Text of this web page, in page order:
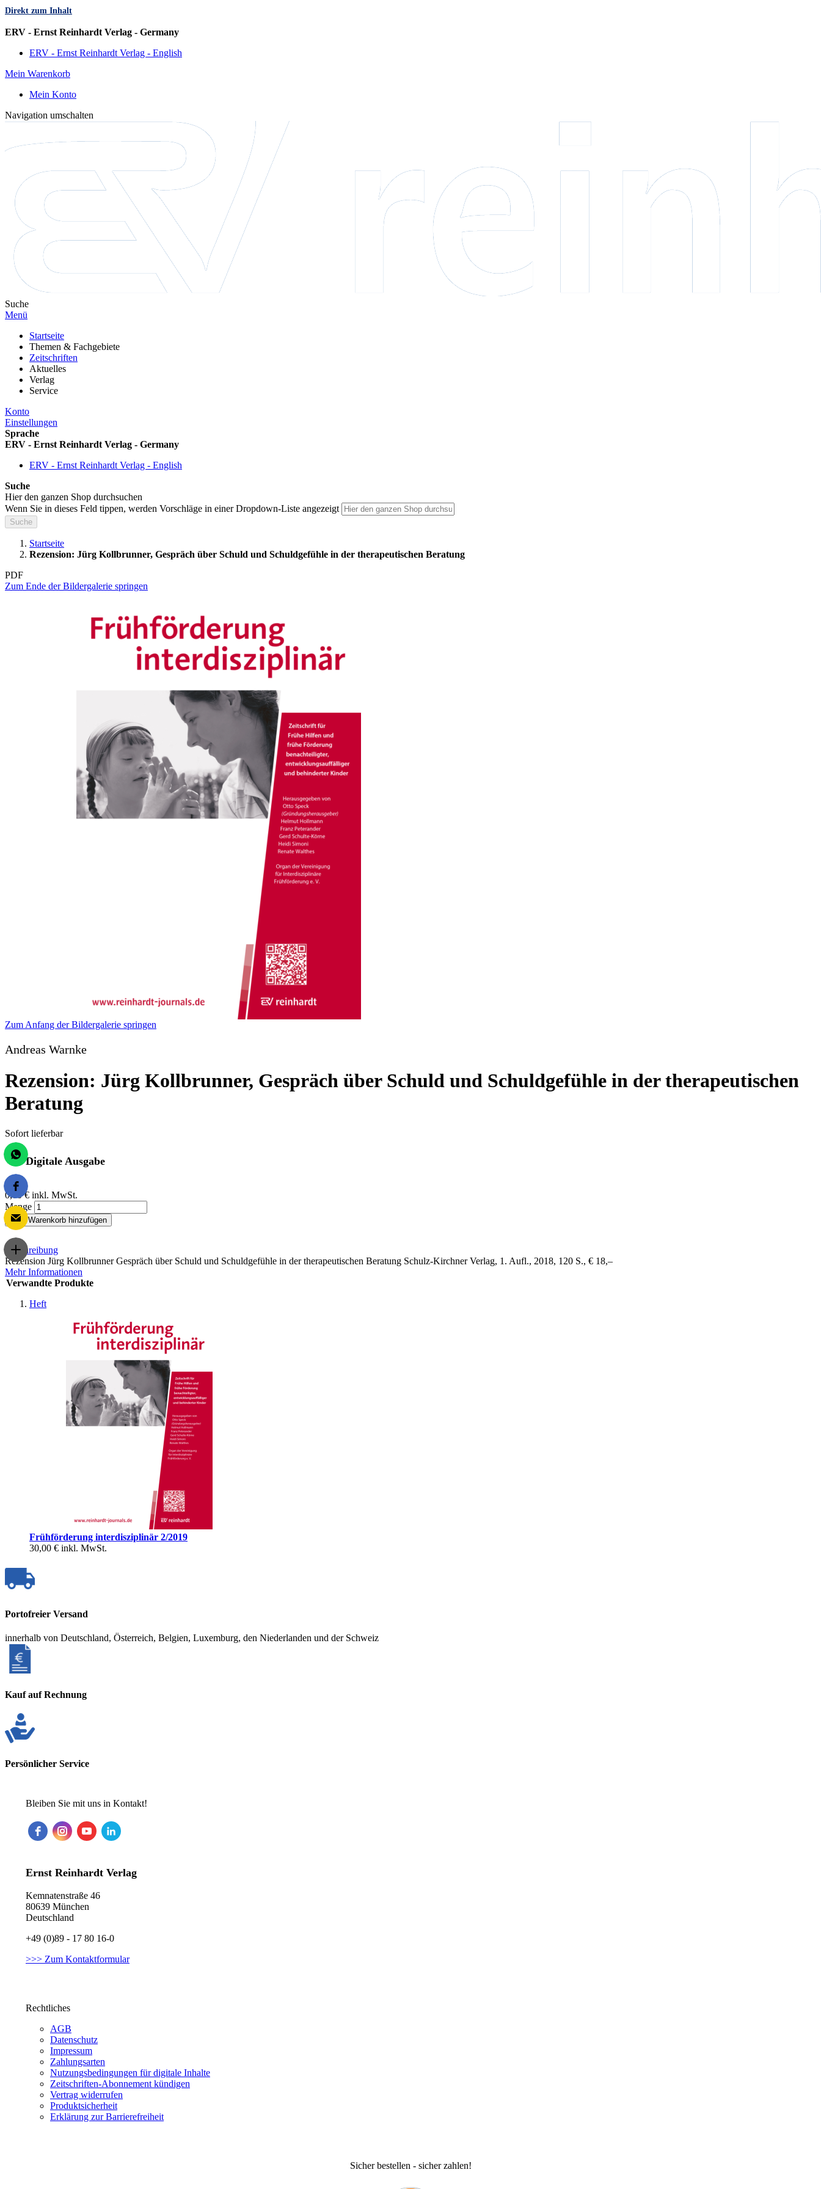
Direkt zum Inhalt
ERV - Ernst Reinhardt Verlag - Germany
ERV - Ernst Reinhardt Verlag - English
Mein Warenkorb
Mein Konto
Navigation umschalten
Suche
Menü
Startseite
Themen & Fachgebiete
Zeitschriften
Aktuelles
Verlag
Service
Konto
Einstellungen
Sprache
ERV - Ernst Reinhardt Verlag - Germany
ERV - Ernst Reinhardt Verlag - English
Suche
Hier den ganzen Shop durchsuchen
Wenn Sie in dieses Feld tippen, werden Vorschläge in einer Dropdown-Liste angezeigt
Suche
Startseite
Rezension: Jürg Kollbrunner, Gespräch über Schuld und Schuldgefühle in der therapeutischen Beratung
PDF
Zum Ende der Bildergalerie springen
Zum Anfang der Bildergalerie springen
Andreas Warnke
Rezension: Jürg Kollbrunner, Gespräch über Schuld und Schuldgefühle in der therapeutischen
Beratung
Sofort lieferbar
Digitale Ausgabe
0,00 € inkl. MwSt.
Menge
Zum Warenkorb hinzufügen
Beschreibung
Rezension Jürg Kollbrunner Gespräch über Schuld und Schuldgefühle in der therapeutischen Beratung Schulz-Kirchner Verlag, 1. Aufl., 2018, 120 S., € 18,–
Mehr Informationen
Verwandte Produkte
Heft
Frühförderung interdisziplinär 2/2019
30,00 € inkl. MwSt.
Portofreier Versand
innerhalb von Deutschland, Österreich, Belgien, Luxemburg, den Niederlanden und der Schweiz
Kauf auf Rechnung
Persönlicher Service
Bleiben Sie mit uns in Kontakt!
Ernst Reinhardt Verlag
Kemnatenstraße 46
80639 München
Deutschland
+49 (0)89 - 17 80 16-0
>>> Zum Kontaktformular
Rechtliches
AGB
Datenschutz
Impressum
Zahlungsarten
Nutzungsbedingungen für digitale Inhalte
Zeitschriften-Abonnement kündigen
Vertrag widerrufen
Produktsicherheit
Erklärung zur Barrierefreiheit
Sicher bestellen - sicher zahlen!